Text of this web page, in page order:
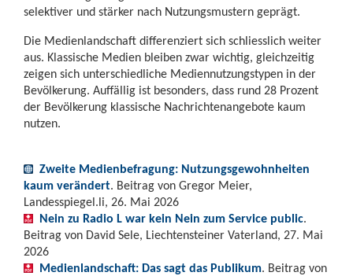
selektiver und stärker nach Nutzungsmustern geprägt.
Die Medienlandschaft differenziert sich schliesslich weiter
aus. Klassische Medien bleiben zwar wichtig, gleichzeitig
zeigen sich unterschiedliche Mediennutzungstypen in der
Bevölkerung. Auffällig ist besonders, dass rund 28 Prozent
der Bevölkerung klassische Nachrichtenangebote kaum
nutzen.
Zweite Medienbefragung: Nutzungsgewohnheiten
kaum verändert. Beitrag von Gregor Meier,
Landesspiegel.li, 26. Mai 2026
Nein zu Radio L war kein Nein zum Service public.
Beitrag von David Sele, Liechtensteiner Vaterland, 27. Mai
2026
Medienlandschaft: Das sagt das Publikum. Beitrag von